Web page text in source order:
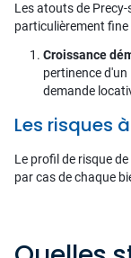
Les atouts de
particulièrement
Croissance
pertinence
demande
Les risques
Le profil de risque
par cas de chaque